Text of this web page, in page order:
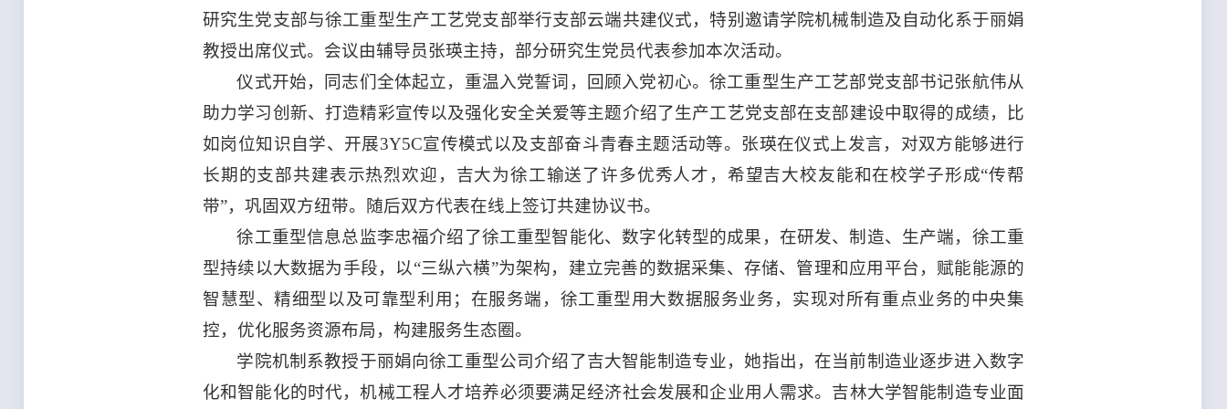
研究生党支部与徐工重型生产工艺党支部举行支部云端共建仪式，特别邀请学院机械制造及自动化系于丽娟
教授出席仪式。会议由辅导员张瑛主持，部分研究生党员代表参加本次活动。
仪式开始，同志们全体起立，重温入党誓词，回顾入党初心。徐工重型生产工艺部党支部书记张航伟从
助力学习创新、打造精彩宣传以及强化安全关爱等主题介绍了生产工艺党支部在支部建设中取得的成绩，比
如岗位知识自学、开展3Y5C宣传模式以及支部奋斗青春主题活动等。张瑛在仪式上发言，对双方能够进行
长期的支部共建表示热烈欢迎，吉大为徐工输送了许多优秀人才，希望吉大校友能和在校学子形成“传帮
带”，巩固双方纽带。随后双方代表在线上签订共建协议书。
徐工重型信息总监李忠福介绍了徐工重型智能化、数字化转型的成果，在研发、制造、生产端，徐工重
型持续以大数据为手段，以“三纵六横”为架构，建立完善的数据采集、存储、管理和应用平台，赋能能源的
智慧型、精细型以及可靠型利用；在服务端，徐工重型用大数据服务业务，实现对所有重点业务的中央集
控，优化服务资源布局，构建服务生态圈。
学院机制系教授于丽娟向徐工重型公司介绍了吉大智能制造专业，她指出，在当前制造业逐步进入数字
化和智能化的时代，机械工程人才培养必须要满足经济社会发展和企业用人需求。吉林大学智能制造专业面